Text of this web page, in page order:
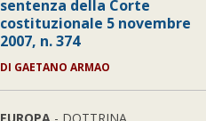
sentenza della Corte
costituzionale 5 novembre
2007, n. 374
DI GAETANO ARMAO